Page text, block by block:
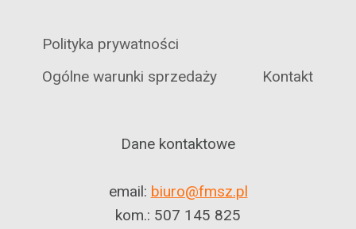
Polityka prywatności
Ogólne warunki sprzedaży
Kontakt
Dane kontaktowe
email: biuro@fmsz.pl
kom.: 507 145 825